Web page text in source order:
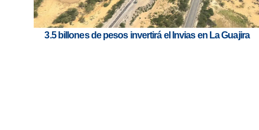
3.5 billones de pesos invertirá el Invias en La Guajira